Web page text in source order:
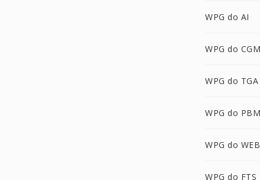
WPG do AI
WPG do CGM
WPG do TGA
WPG do PBM
WPG do
WPG do FTS